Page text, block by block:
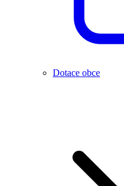
Dotace obce